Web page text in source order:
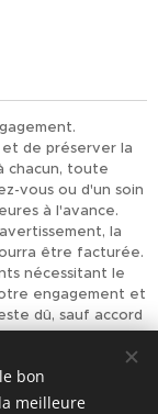
de préserver la
chacun, toute
vous ou d'un soin
à l'avance.
la
être facturée.
nécessitant le
engagement et
dû, sauf accord
de qualité.
bon
meilleure